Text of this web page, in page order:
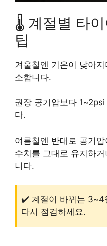
🌡️ 계절별 타
팁
겨울철엔 기온이 낮아
소합니다.
권장 공기압보다
다.
여름철엔 반대로 공기
수치를 그대로 유지하
니다.
✔️ 계절이 바뀌는 3~4
다시 점검하세요.